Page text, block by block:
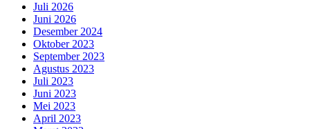
Juli 2026
Juni 2026
Desember 2024
Oktober 2023
September 2023
Agustus 2023
Juli 2023
Juni 2023
Mei 2023
April 2023